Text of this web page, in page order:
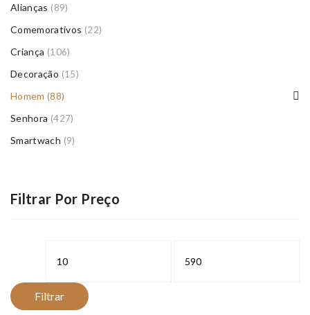
Alianças (89)
Comemorativos (22)
Criança (106)
Decoração (15)
Homem (88)
Senhora (427)
Smartwach (9)
Filtrar Por Preço
Filtrar